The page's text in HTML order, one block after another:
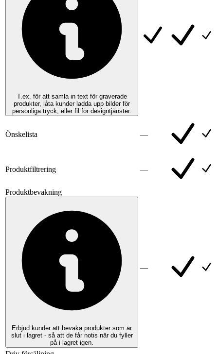
T.ex. för att samla in text för graverade
produkter, låta kunder ladda upp bilder för
personliga tryck, eller fil för designtjänster.
Önskelista —
Produktfiltrering —
Produktbevakning
Erbjud kunder att bevaka produkter som är
slut i lagret - så att de får notis när du fyller
på i lagret igen.
—